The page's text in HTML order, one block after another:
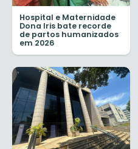
Hospital e Maternidade
Dona Iris bate recorde
de partos humanizados
em 2026